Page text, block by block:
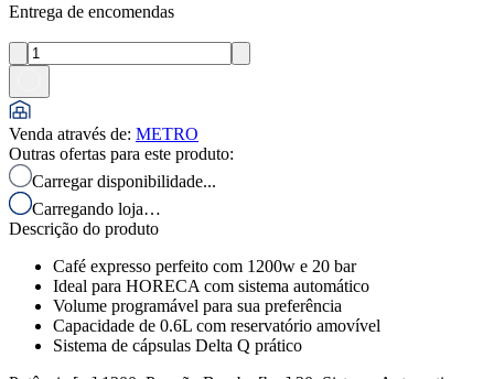
Entrega de encomendas
Venda através de: METRO
Outras ofertas para este produto:
Carregar disponibilidade...
Carregando loja…
Descrição do produto
Café expresso perfeito com 1200w e 20 bar
Ideal para HORECA com sistema automático
Volume programável para sua preferência
Capacidade de 0.6L com reservatório amovível
Sistema de cápsulas Delta Q prático